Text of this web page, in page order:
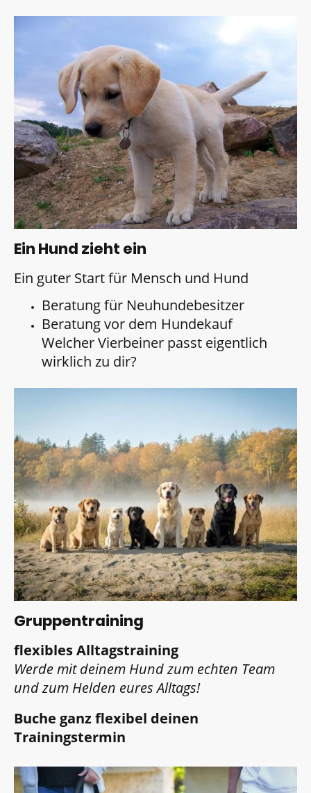
Ein Hund zieht ein
Ein guter Start für Mensch und Hund
Beratung für Neuhundebesitzer
Beratung vor dem Hundekauf
Welcher Vierbeiner passt eigentlich
wirklich zu dir?
Gruppentraining
flexibles Alltagstraining
Werde mit deinem Hund zum echten Team
und zum Helden eures Alltags!
Buche ganz flexibel deinen
Trainingstermin